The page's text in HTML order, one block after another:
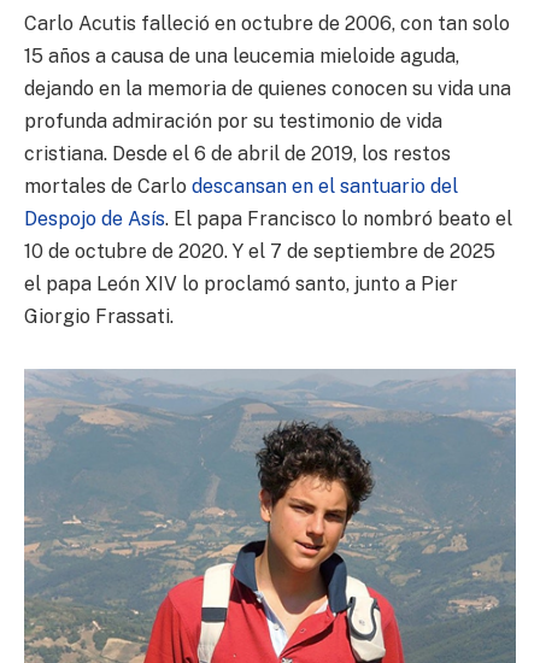
Carlo Acutis falleció en octubre de 2006, con tan solo
15 años a causa de una leucemia mieloide aguda,
dejando en la memoria de quienes conocen su vida una
profunda admiración por su testimonio de vida
cristiana. Desde el 6 de abril de 2019, los restos
mortales de Carlo descansan en el santuario del
Despojo de Asís. El papa Francisco lo nombró beato el
10 de octubre de 2020. Y el 7 de septiembre de 2025
el papa León XIV lo proclamó santo, junto a Pier
Giorgio Frassati.